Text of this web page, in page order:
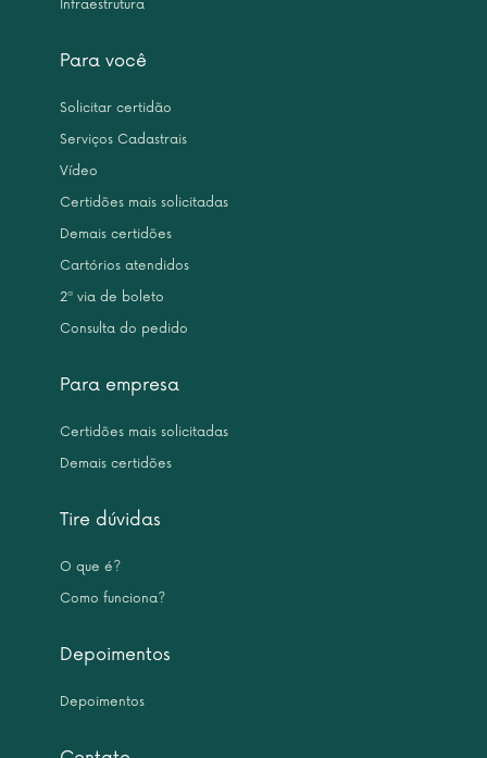
Infraestrutura
Para você
Solicitar certidão
Serviços Cadastrais
Vídeo
Certidões mais solicitadas
Demais certidões
Cartórios atendidos
2ª via de boleto
Consulta do pedido
Para empresa
Certidões mais solicitadas
Demais certidões
Tire dúvidas
O que é?
Como funciona?
Depoimentos
Depoimentos